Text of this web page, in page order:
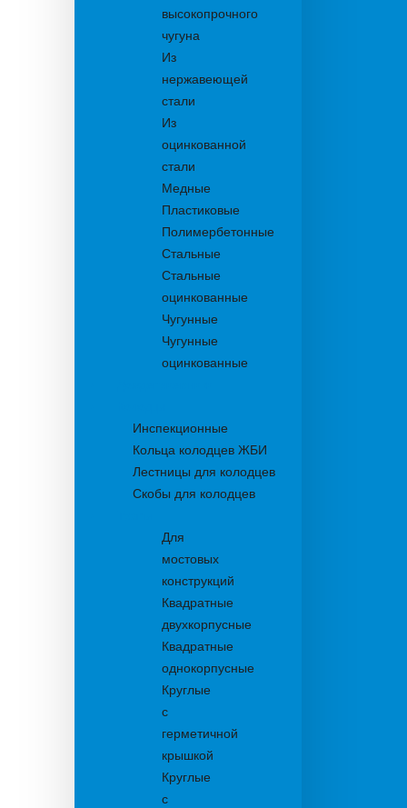
высокопрочного
чугуна
Из
нержавеющей
стали
Из
оцинкованной
стали
Медные
Пластиковые
Полимербетонные
Стальные
Стальные
оцинкованные
Чугунные
Чугунные
оцинкованные
Инспекционные
Кольца колодцев ЖБИ
Лестницы для колодцев
Скобы для колодцев
Для
мостовых
конструкций
Квадратные
двухкорпусные
Квадратные
однокорпусные
Круглые
с
герметичной
крышкой
Круглые
с